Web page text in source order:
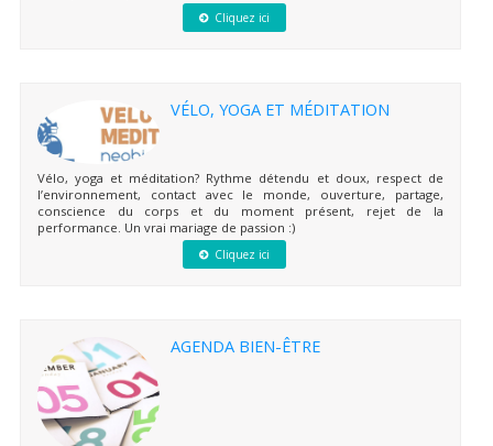
Cliquez ici
VÉLO, YOGA ET MÉDITATION
Vélo, yoga et méditation? Rythme détendu et doux, respect de
l’environnement, contact avec le monde, ouverture, partage,
conscience du corps et du moment présent, rejet de la
performance. Un vrai mariage de passion :)
Cliquez ici
AGENDA BIEN-ÊTRE